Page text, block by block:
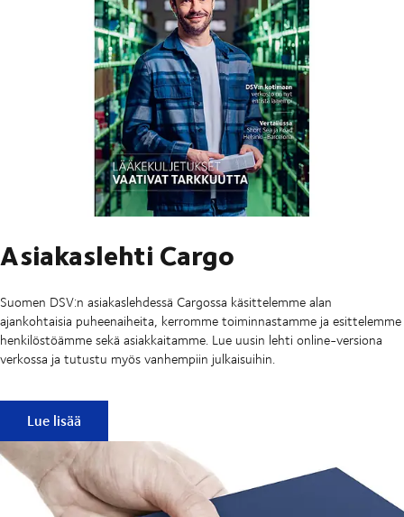
Asiakaslehti Cargo
Suomen DSV:n asiakaslehdessä Cargossa käsittelemme alan
ajankohtaisia puheenaiheita, kerromme toiminnastamme ja esittelemme
henkilöstöämme sekä asiakkaitamme. Lue uusin lehti online-versiona
verkossa ja tutustu myös vanhempiin julkaisuihin.
Asiakaslehti Cargo
Lue lisää